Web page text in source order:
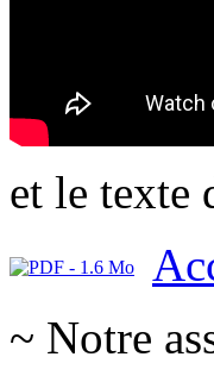
et le texte
~ Notre